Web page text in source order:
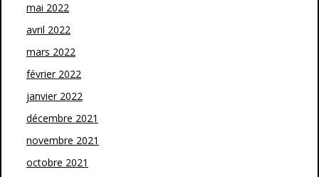
mai 2022
avril 2022
mars 2022
février 2022
janvier 2022
décembre 2021
novembre 2021
octobre 2021